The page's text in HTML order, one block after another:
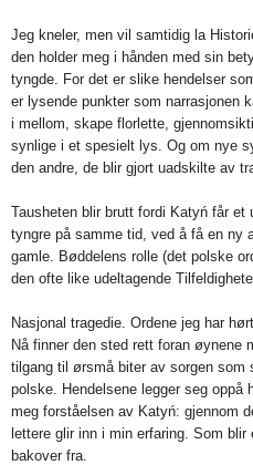
Jeg kneler, men vil samtidig la
den holder meg i hånden med sin
tyngde. For det er slike hendelser
er lysende punkter som narrasjonen
i mellom, skape florlette,
synlige i et spesielt lys. Og om nye
den andre, de blir gjort uadskilte av
Tausheten blir brutt fordi Katyń får
tyngre på samme tid, ved å få en ny
gamle. Bøddelens rolle (det polske
den ofte like udeltagende
Nasjonal tragedie. Ordene jeg har
Nå finner den sted rett foran øynene
tilgang til ørsmå biter av sorgen
polske. Hendelsene legger seg
meg forståelsen av Katyń: gjennom
lettere glir inn i min erfaring. Som
bakover fra.